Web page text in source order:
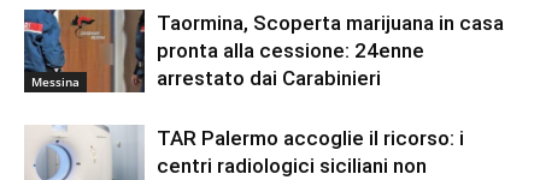
Messina
Taormina, Scoperta marijuana in casa
pronta alla cessione: 24enne
arrestato dai Carabinieri
TAR Palermo accoglie il ricorso: i
centri radiologici siciliani non